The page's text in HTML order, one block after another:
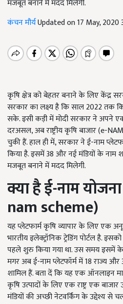
मजबूत बनाने में मदद मिलेगी.
कंचन मौर्यUpdated on 17 May, 2020
कृषि क्षेत्र को बेहतर बनाने के लिए केंद्र
सरकार का लक्ष्य है कि साल 2022 तक
सके. इसी कड़ी में मोदी सरकार ने अपने
दरअसल, अब राष्ट्रीय कृषि बाजार (e-
चुकी हैं. हाल ही में, सरकार ने ई-नाम
किया है. इसमें 38 और नई मंडियों के नाम
मजबूत बनाने में मदद मिलेगी.
क्या है ई-नाम
nam scheme)
यह प्लेटफार्म कृषि व्यापार के लिए एक
भारतीय इलेक्ट्रॉनिक ट्रेडिंग पोर्टल है.
पहले शुरु किया गया था. उस समय इसमें
मगर अब ई-नाम प्लेटफॉर्म में 18 राज्य
शामिल हैं. बता दें कि यह एक ऑनलाइन
कृषि उत्पादों के लिए एक राष्ट्र एक
मंडियों की अच्छी नेटवर्किंग के उद्देश्य से